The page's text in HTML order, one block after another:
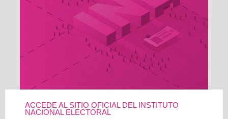
ACCEDE AL SITIO OFICIAL DEL INSTITUTO
NACIONAL ELECTORAL